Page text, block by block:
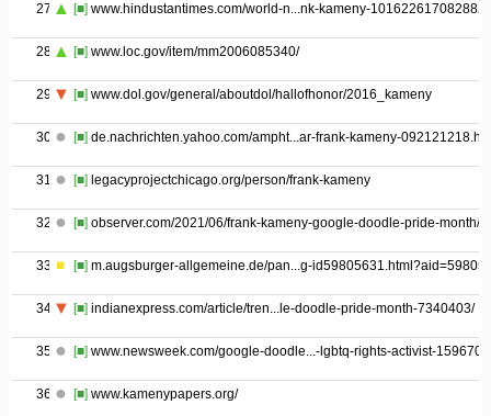
27 [■] www.hindustantimes.com/world-n...nk-kameny-
28 [■] www.loc.gov/item/mm2006085340/
29 [■] www.dol.gov/general/aboutdol/hallofhonor/2016_kameny
30 [■] de.nachrichten.yahoo.com/ampht...ar-frank-kameny-
31 [■] legacyprojectchicago.org/person/frank-kameny
32 [■] observer.com/2021/06/frank-kameny-google-doodle-pride-month/
33 [■] m.augsburger-allgemeine.de/pan...g-
34 [■] indianexpress.com/article/tren...le-doodle-pride-month-7340403/
35 [■] www.newsweek.com/google-doodle...-lgbtq-rights-activist-1596704
36 [■] www.kamenypapers.org/